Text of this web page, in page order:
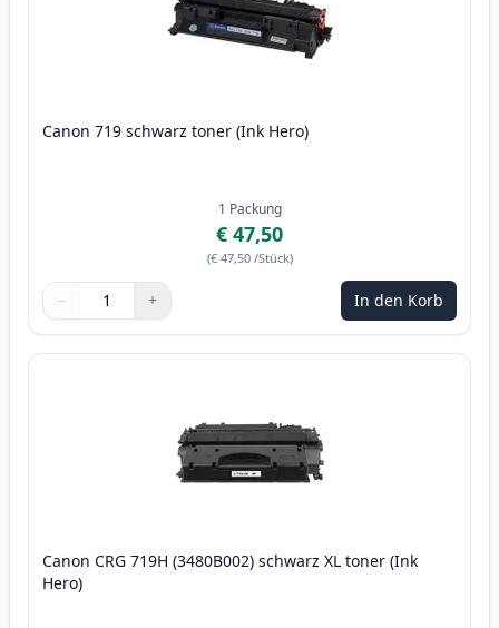
Canon 719 schwarz toner (Ink Hero)
1 Packung
€ 47,50
(€ 47,50 /Stück)
Menge
Verwenden Sie die Tasten, um anzupassen
− +
Menge 1 In den Korb
Canon CRG 719H (3480B002) schwarz XL toner (Ink
Hero)